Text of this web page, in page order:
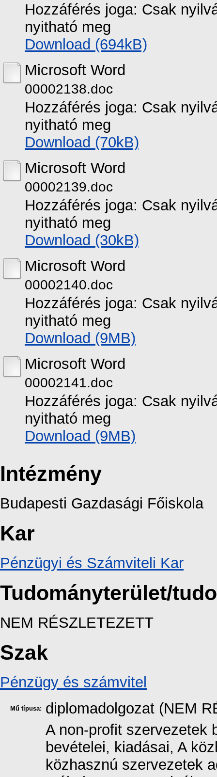
Hozzáférés joga: Csak
nyitható meg
Download (694kB)
Microsoft Word
00002138.doc
Hozzáférés joga: Csak
nyitható meg
Download (70kB)
Microsoft Word
00002139.doc
Hozzáférés joga: Csak
nyitható meg
Download (30kB)
Microsoft Word
00002140.doc
Hozzáférés joga: Csak
nyitható meg
Download (9MB)
Microsoft Word
00002141.doc
Hozzáférés joga: Csak
nyitható meg
Download (9MB)
Intézmény
Budapesti Gazdasági Főiskola
Kar
Pénzügyi és Számviteli Kar
Tudományterület/
NEM RÉSZLETEZETT
Szak
Pénzügy és számvitel
Mű típusa:
diplomadolgozat (NEM
A non-profit szervezetek
bevételei, kiadásai, A
közhasznú szervezetek